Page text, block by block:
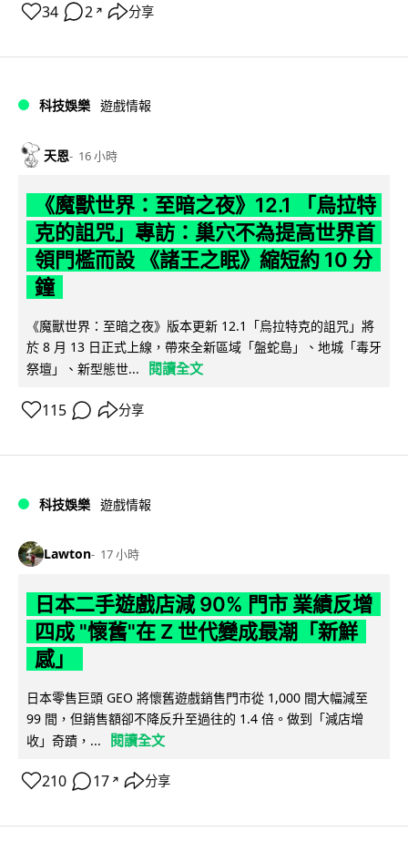
34 2 ↗ 分享
科技娛樂 遊戲情報
天恩 16 小時
《魔獸世界：至暗之夜》12.1 「烏拉特
克的詛咒」專訪：巢穴不為提高世界首
領門檻而設 《諸王之眠》縮短約 10 分
鐘
《魔獸世界：至暗之夜》版本更新 12.1「烏拉特克的詛咒」將
於 8 月 13 日正式上線，帶來全新區域「盤蛇島」、地城「毒牙
祭壇」、新型態世...
閱讀全文
115 分享
科技娛樂 遊戲情報
Lawton 17 小時
日本二手遊戲店減 90% 門市 業績反增
四成 "懷舊"在 Z 世代變成最潮「新鮮
感」
日本零售巨頭 GEO 將懷舊遊戲銷售門市從 1,000 間大幅減至
99 間，但銷售額卻不降反升至過往的 1.4 倍。做到「減店增
收」奇蹟，...
閱讀全文
210 17 ↗ 分享